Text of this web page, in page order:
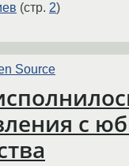
(стр. 2)
Source
с